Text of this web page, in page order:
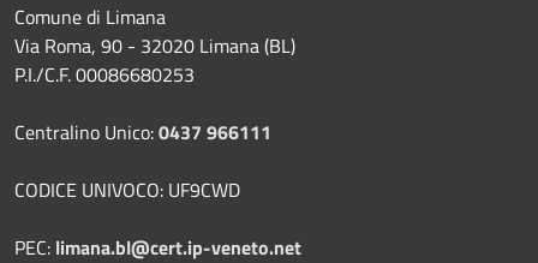
Comune di Limana
Via Roma, 90 - 32020 Limana (BL)
P.I./C.F. 00086680253
Centralino Unico:0437 966111
CODICE UNIVOCO: UF9CWD
PEC: limana.bl@cert.ip-veneto.net